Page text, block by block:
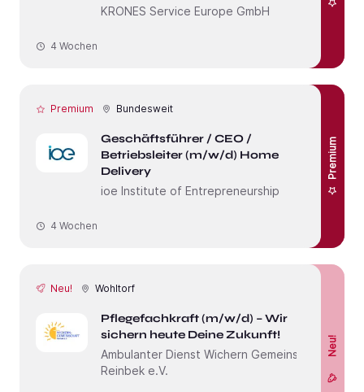
KRONES Service Europe GmbH
4 Wochen
Premium Bundesweit
Geschäftsführer / CEO /
Betriebsleiter (m/w/d) Home
Delivery
ioe Institute of Entrepreneurship
Premium
4 Wochen
Neu! Wohltorf
Pflegefachkraft (m/w/d) – Wir
sichern heute Deine Zukunft!
Ambulanter Dienst Wichern Gemeinschaft
Reinbek e.V.
Neu!